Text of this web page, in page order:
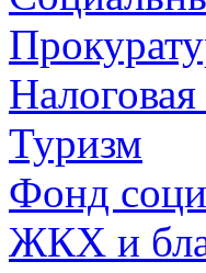
Туризм
Фонд
ЖКХ и